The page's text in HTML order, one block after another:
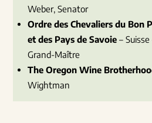
Weber, Senator
Ordre des Chevaliers du Bon
et des Pays de Savoie –
Grand-Maître
The Oregon Wine
Wightman